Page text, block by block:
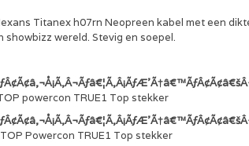
Titanex h07rn Neopreen kabel met een
wereld. Stevig en soepel.
powercon TRUE1 Top stekker
Powercon TRUE1 Top stekker